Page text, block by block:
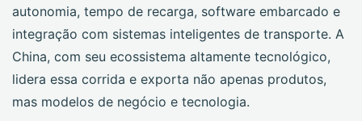
autonomia, tempo de recarga, software embarcado e
integração com sistemas inteligentes de transporte. A
China, com seu ecossistema altamente tecnológico,
lidera essa corrida e exporta não apenas produtos,
mas modelos de negócio e tecnologia.